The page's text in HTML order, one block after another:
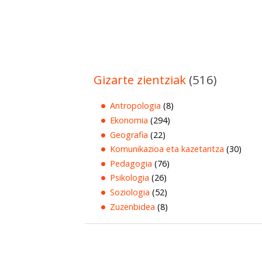
Gizarte zientziak (516)
Antropologia (8)
Ekonomia (294)
Geografia (22)
Komunikazioa eta kazetaritza (30)
Pedagogia (76)
Psikologia (26)
Soziologia (52)
Zuzenbidea (8)